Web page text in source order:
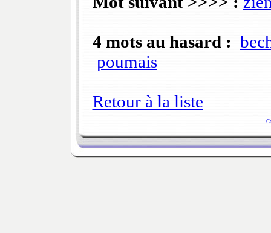
4 mots au hasard :
poumais
Retour à la liste